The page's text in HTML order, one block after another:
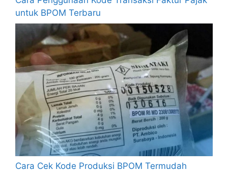
untuk BPOM Terbaru
Cara Cek Kode Produksi BPOM Termudah